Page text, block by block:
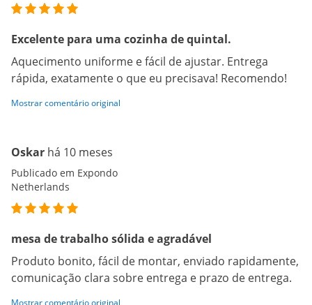
Excelente para uma cozinha de quintal.
Aquecimento uniforme e fácil de ajustar. Entrega
rápida, exatamente o que eu precisava! Recomendo!
Mostrar comentário original
Oskar há 10 meses
Publicado em Expondo
Netherlands
mesa de trabalho sólida e agradável
Produto bonito, fácil de montar, enviado rapidamente,
comunicação clara sobre entrega e prazo de entrega.
Mostrar comentário original